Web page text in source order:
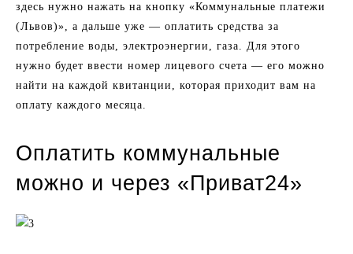
здесь нужно нажать на кнопку «Коммунальные платежи
(Львов)», а дальше уже — оплатить средства за
потребление воды, электроэнергии, газа. Для этого
нужно будет ввести номер лицевого счета — его можно
найти на каждой квитанции, которая приходит вам на
оплату каждого месяца.
Оплатить коммунальные
можно и через «Приват24»